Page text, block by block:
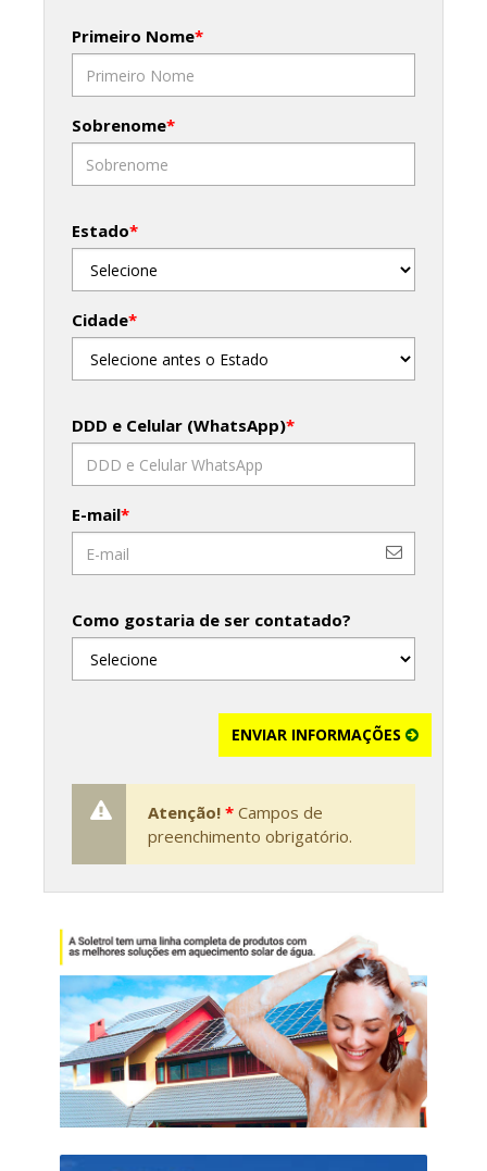
Primeiro Nome*
Sobrenome*
Estado*
Cidade*
DDD e Celular (WhatsApp)*
E-mail*
Como gostaria de ser contatado?
ENVIAR INFORMAÇÕES
Atenção! * Campos de
preenchimento obrigatório.